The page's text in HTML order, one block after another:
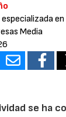
Media
se ha